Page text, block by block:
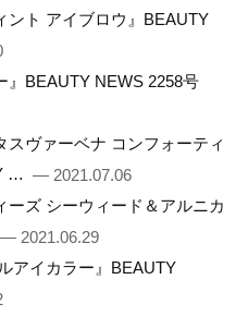
ント アイブロウ』BEAUTY
』BEAUTY NEWS 2258号
スヴァーベナ コンフォーティ
… — 2021.07.06
ーズ シーウィード＆アルニカ
— 2021.06.29
アイカラー』BEAUTY